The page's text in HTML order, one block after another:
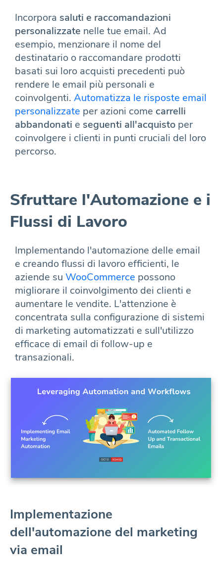
Incorpora saluti e raccomandazioni
personalizzate nelle tue email. Ad
esempio, menzionare il nome del
destinatario o raccomandare prodotti
basati sui loro acquisti precedenti può
rendere le email più personali e
coinvolgenti. Automatizza le risposte email
personalizzate per azioni come carrelli
abbandonati e seguenti all'acquisto per
coinvolgere i clienti in punti cruciali del loro
percorso.
Sfruttare l'Automazione e i
Flussi di Lavoro
Implementando l'automazione delle email
e creando flussi di lavoro efficienti, le
aziende su WooCommerce possono
migliorare il coinvolgimento dei clienti e
aumentare le vendite. L'attenzione è
concentrata sulla configurazione di sistemi
di marketing automatizzati e sull'utilizzo
efficace di email di follow-up e
transazionali.
Implementazione
dell'automazione del marketing
via email